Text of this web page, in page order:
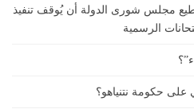
مجلس شورى الدولة أن يُوقف تنفيذ
الرسمية
على حكومة نتنياهو؟